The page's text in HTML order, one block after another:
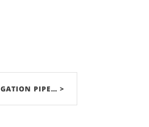
PIPE… >